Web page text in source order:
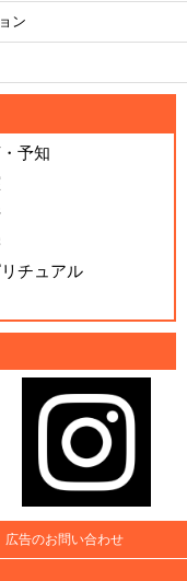
ン
予知
チュアル
広告のお問い合わせ